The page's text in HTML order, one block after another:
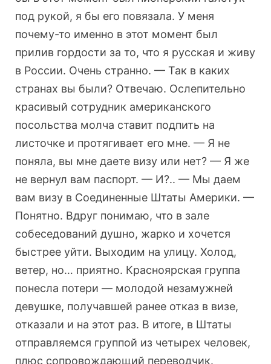
под рукой, я бы его повязала. У меня
почему-то именно в этот момент был
прилив гордости за то, что я русская и живу
в России. Очень странно. — Так в каких
странах вы были? Отвечаю. Ослепительно
красивый сотрудник американского
посольства молча ставит подпить на
листочке и протягивает его мне. — Я не
поняла, вы мне даете визу или нет? — Я же
не вернул вам паспорт. — И?.. — Мы даем
вам визу в Соединенные Штаты Америки. —
Понятно. Вдруг понимаю, что в зале
собеседований душно, жарко и хочется
быстрее уйти. Выходим на улицу. Холод,
ветер, но… приятно. Красноярская группа
понесла потери — молодой незамужней
девушке, получавшей ранее отказ в визе,
отказали и на этот раз. В итоге, в Штаты
отправляемся группой из четырех человек,
плюс сопровождающий переводчик.